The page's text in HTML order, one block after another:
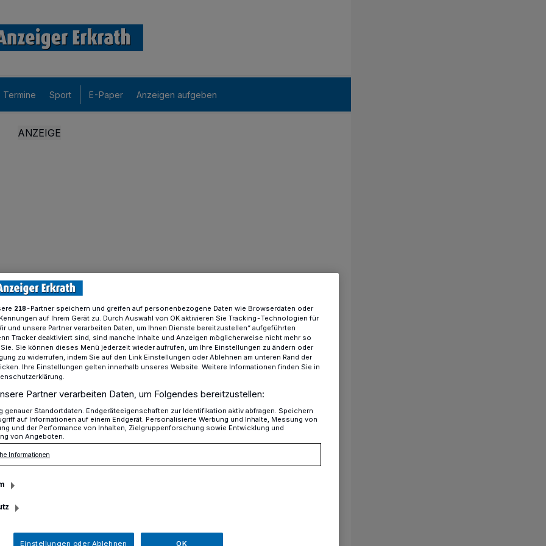
Termine Sport E-Paper Anzeigen aufgeben
Brinkhaus baut auf Klaus Wiener
auf Klaus
Dr. Klaus Wiener bog in der
Unterstützung der Bundespolitik in
– und das trotz
218-Partner speichern und greifen auf personenbezogene Daten wie Browserdaten oder
auf Ihrem Gerät zu. Durch Auswahl von OK aktivieren Sie Tracking-Technologien für
und unsere Partner verarbeiten Daten, um Ihnen Dienste bereitzustellen“ aufgeführten
Tracker deaktiviert sind, sind manche Inhalte und Anzeigen möglicherweise nicht mehr so
Sie können dieses Menü jederzeit wieder aufrufen, um Ihre Einstellungen zu ändern oder
zu widerrufen, indem Sie auf den Link Einstellungen oder Ablehnen am unteren Rand der
Ihre Einstellungen gelten innerhalb unseres Website. Weitere Informationen finden Sie in
Partner verarbeiten Daten, um Folgendes bereitzustellen:
genauer Standortdaten. Endgeräteeigenschaften zur Identifikation aktiv abfragen. Speichern
auf Informationen auf einem Endgerät. Personalisierte Werbung und Inhalte, Messung von
und der Performance von Inhalten, Zielgruppenforschung sowie Entwicklung und
von Angeboten.
Informationen
Einstellungen oder Ablehnen OK